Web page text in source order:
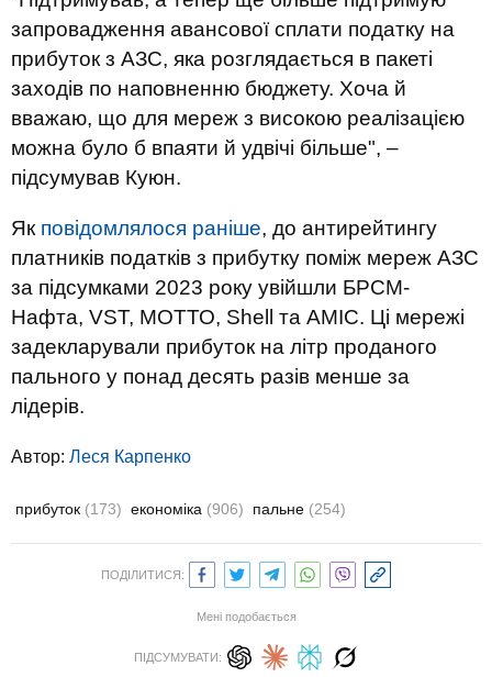
запровадження авансової сплати податку на
прибуток з АЗС, яка розглядається в пакеті
заходів по наповненню бюджету. Хоча й
вважаю, що для мереж з високою реалізацією
можна було б впаяти й удвічі більше", –
підсумував Куюн.
Як повідомлялося раніше, до антирейтингу
платників податків з прибутку поміж мереж АЗС
за підсумками 2023 року увійшли БРСМ-
Нафта, VST, МОТТО, Shell та AMIC. Ці мережі
задекларували прибуток на літр проданого
пального у понад десять разів менше за
лідерів.
Автор: Леся Карпенко
прибуток (173) економіка (906) пальне (254)
ПОДІЛИТИСЯ:
Мені подобається
ПІДСУМУВАТИ: